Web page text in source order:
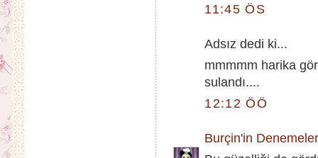
11:45 ÖS
Adsız dedi ki...
mmmmm harika
sulandı....
12:12 ÖÖ
Burçin'in